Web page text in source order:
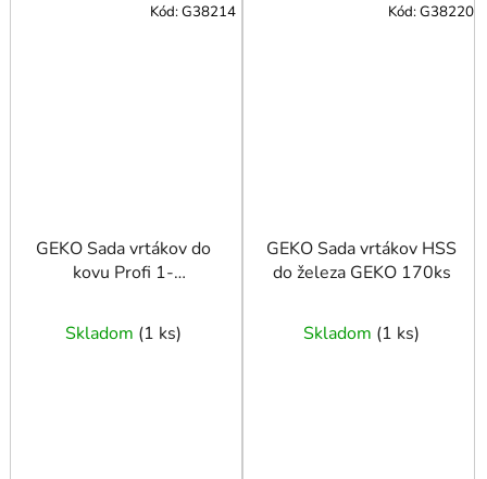
GEKO Sada vrtákov do
kovu Profi 1-
Skladom (1 ks)
Kód:G38214
GEKO Sada vrtákov HSS
do železa GEKO 170ks
Skladom (1 ks)
Kód:G38220